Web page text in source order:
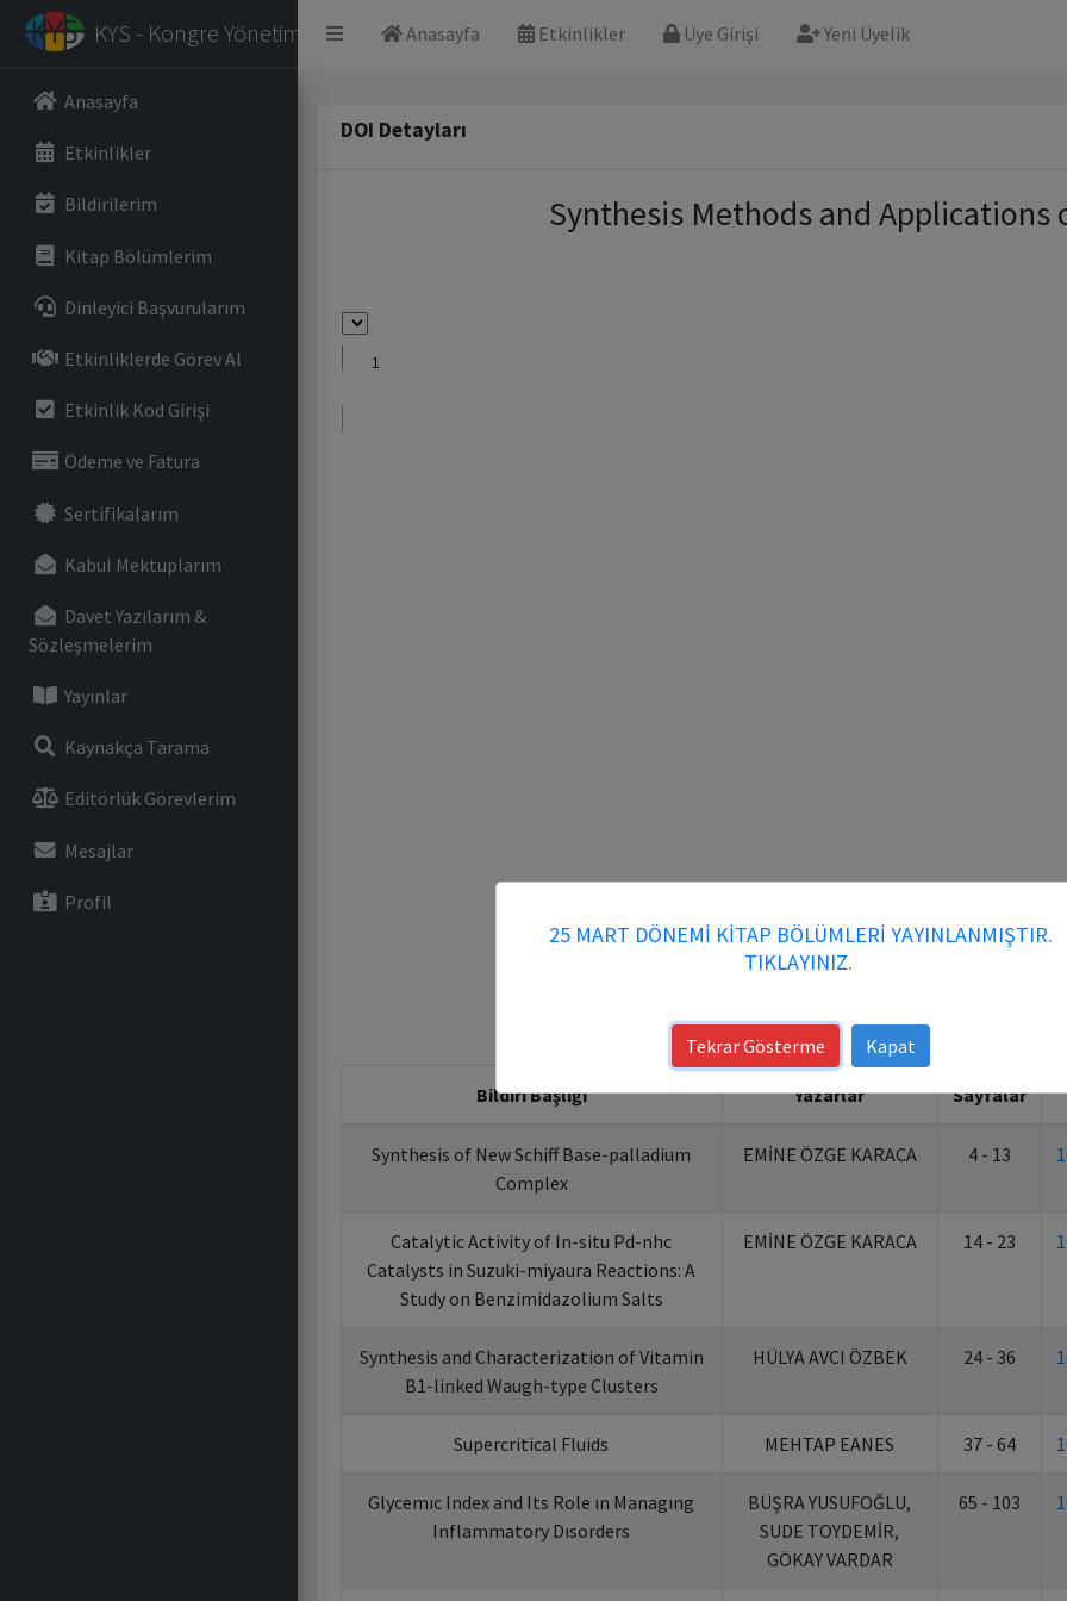
Anasayfa Etkinlikler Üye Girişi Yeni Üyelik
KYS - Kongre Yönetim Sistemi
Anasayfa
Etkinlikler
Bildirilerim
Kitap Bölümlerim
Dinleyici Başvurularım
Etkinliklerde Görev Al
Etkinlik Kod Girişi
Ödeme ve Fatura
Sertifikalarım
Kabul Mektuplarım
Davet Yazılarım &
Sözleşmelerim
Yayınlar
Kaynakça Tarama
Editörlük Görevlerim
Mesajlar
Profil
DOI Detayları
Synthesis Methods and Applications
Kitap DOI Numarası: 10.70269/
Bildiri Başlığı Yazarlar Sayfalar
Synthesis of New Schiff Base-palladium
Complex
EMİNE ÖZGE KARACA 4 - 13
Catalytic Activity of In-situ Pd-nhc
Catalysts in Suzuki-miyaura Reactions: A
Study on Benzimidazolium Salts
EMİNE ÖZGE KARACA 14 - 23
Synthesis and Characterization of Vitamin
B1-linked Waugh-type Clusters
HÜLYA AVCI ÖZBEK 24 - 36
Supercritical Fluids MEHTAP EANES 37 - 64
Glycemıc Index and Its Role ın Managıng
Inflammatory Dısorders
BÜŞRA YUSUFOĞLU,
SUDE TOYDEMİR,
GÖKAY VARDAR
65 - 103
25 MART DÖNEMİ KİTAP BÖLÜMLERİ YAYINLANMIŞTIR.
TIKLAYINIZ.
Tekrar Gösterme Kapat